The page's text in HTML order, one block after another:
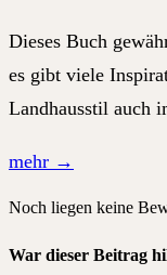
Dieses Buch
es gibt viele
Landhausstil auch
mehr →
Noch liegen keine
War dieser Beitrag